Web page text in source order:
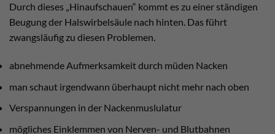
Durch dieses „Hinaufschauen“ kommt es zu einer ständigen
Beugung der Halswirbelsäule nach hinten. Das führt
zwangsläufig zu diesen Problemen.
abnehmende Aufmerksamkeit durch müden Nacken
man schaut irgendwann überhaupt nicht mehr nach oben
Verspannungen in der Nackenmuslulatur
mögliches Einklemmen von Nerven- und Blutbahnen